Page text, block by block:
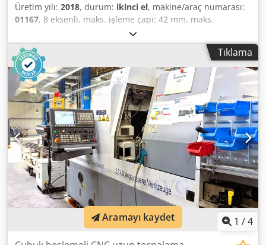
Üretim yılı: 2018, durum: ikinci el, makine/araç numarası:
01167, 8 eksenli, maks. işleme çapı: 42 mm, maks.
tornalama uzunluğu: 300 mm, FANUC Series 32i-Model B
kontrol ünitesi, konveyör bandı, talaş taşıma sistemi, sol
taraftaki çubuk yükleme sistemi BARLOAD Vito, üretim yılı:
2018, seri numarası: 22181650, filtre ve soğutma ünitesi,
aletler hariç. Crsdpfx Ahozqy Ugj Rof
Tıklama
1 /4
Aramayı kaydet